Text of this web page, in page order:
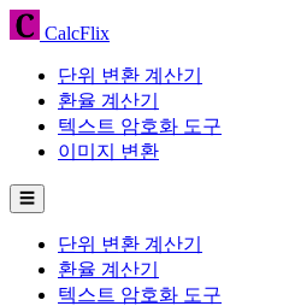
CalcFlix
단위 변환 계산기
환율 계산기
텍스트 암호화 도구
이미지 변환
☰
단위 변환 계산기
환율 계산기
텍스트 암호화 도구